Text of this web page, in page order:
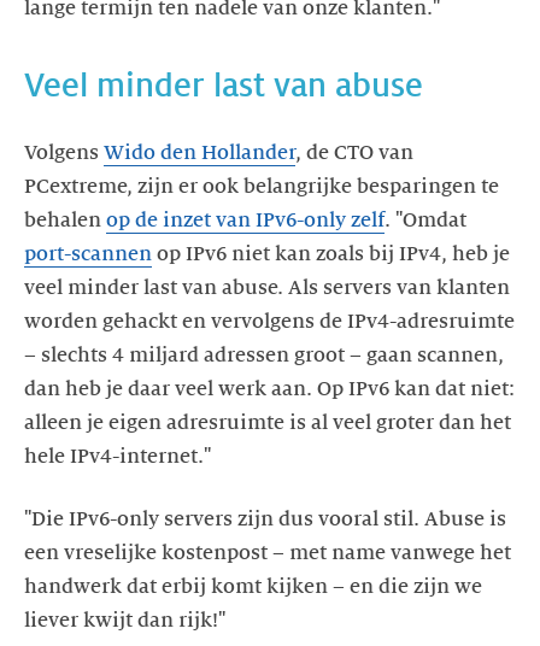
lange termijn ten nadele van onze klanten."
Veel minder last van abuse
Volgens Wido den Hollander, de CTO van
PCextreme, zijn er ook belangrijke besparingen te
behalen op de inzet van IPv6-only zelf. "Omdat
port-scannen op IPv6 niet kan zoals bij IPv4, heb je
veel minder last van abuse. Als servers van klanten
worden gehackt en vervolgens de IPv4-adresruimte
– slechts 4 miljard adressen groot – gaan scannen,
dan heb je daar veel werk aan. Op IPv6 kan dat niet:
alleen je eigen adresruimte is al veel groter dan het
hele IPv4-internet."
"Die IPv6-only servers zijn dus vooral stil. Abuse is
een vreselijke kostenpost – met name vanwege het
handwerk dat erbij komt kijken – en die zijn we
liever kwijt dan rijk!"